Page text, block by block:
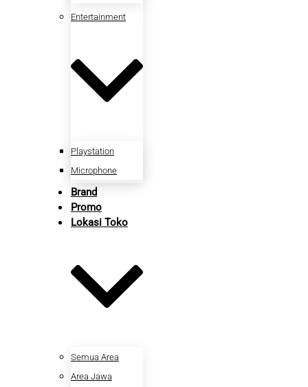
Entertainment
Playstation
Microphone
Brand
Promo
Lokasi Toko
Semua Area
Area Jawa